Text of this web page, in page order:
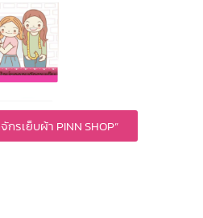
กรเย็บผ้า PINN SHOP”